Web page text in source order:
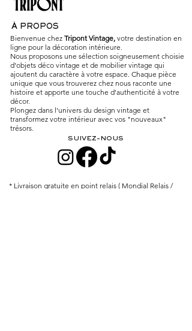
À PROPOS
Bienvenue chez Tripont Vintage, votre destination en
ligne pour la décoration intérieure.
Nous proposons une sélection soigneusement choisie
d'objets déco vintage et de mobilier vintage qui
ajoutent du caractère à votre espace. Chaque pièce
unique que vous trouverez chez nous raconte une
histoire et apporte une touche d'authenticité à votre
décor.
Plongez dans l'univers du design vintage et
transformez votre intérieur avec vos "nouveaux"
trésors.
SUIVEZ-NOUS
* Livraison gratuite en point relais ( Mondial Relais /